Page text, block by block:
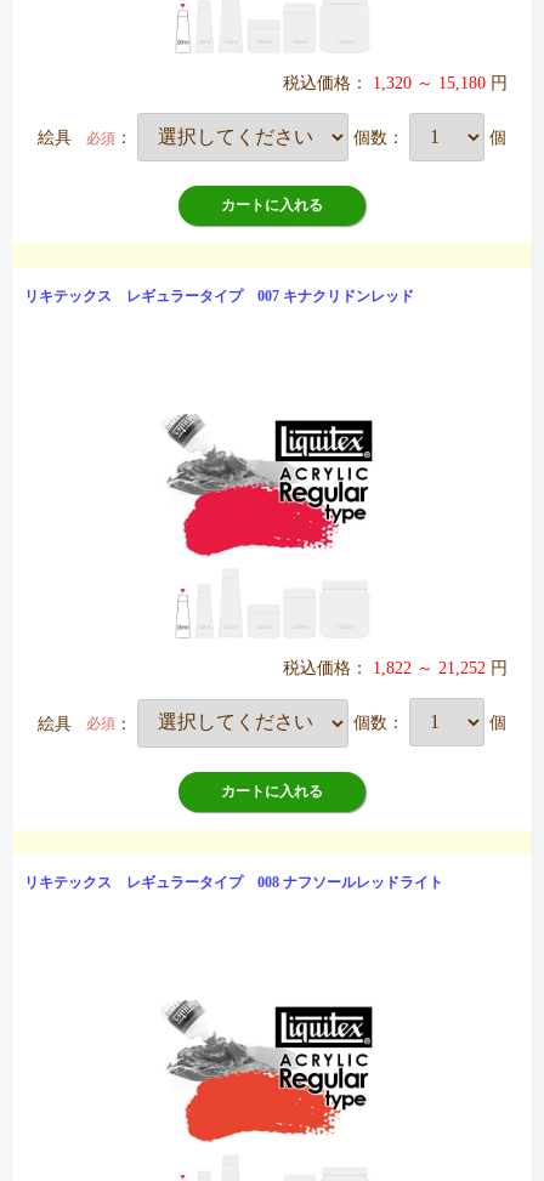
税込価格： 1,320 ～ 15,180 円
絵具 必須 ： 個数： 個
カートに入れる
リキテックス レギュラータイプ 007 キナクリドンレッド
税込価格： 1,822 ～ 21,252 円
絵具 必須 ： 個数： 個
カートに入れる
リキテックス レギュラータイプ 008 ナフソールレッドライト